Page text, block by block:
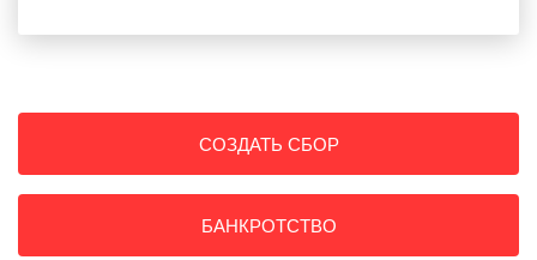
СОЗДАТЬ СБОР
БАНКРОТСТВО